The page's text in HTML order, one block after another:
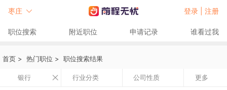
枣庄 登录 | 注册
职位搜索 附近职位 申请记录 谁看过我
首页 > 热门职位 > 职位搜索结果
银行 行业分类 公司性质 更多